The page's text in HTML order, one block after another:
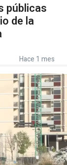
públicas
de la
Hace 1 mes